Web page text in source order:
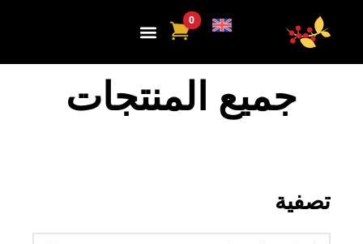
جميع المنتجات
تصفية